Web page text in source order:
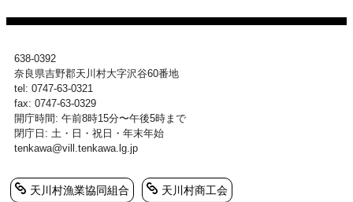
638-0392
奈良県吉野郡天川村大字沢谷60番地
tel: 0747-63-0321
fax: 0747-63-0329
開庁時間: 午前8時15分〜午後5時まで
閉庁日: 土・日・祝日・年末年始
tenkawa@vill.tenkawa.lg.jp
天川村漁業協同組合 天川村商工会